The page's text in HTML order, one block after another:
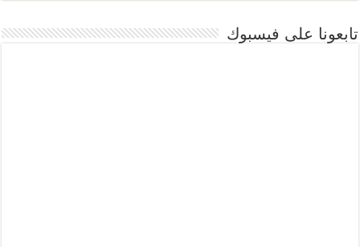
تابعونا على فيسبوك